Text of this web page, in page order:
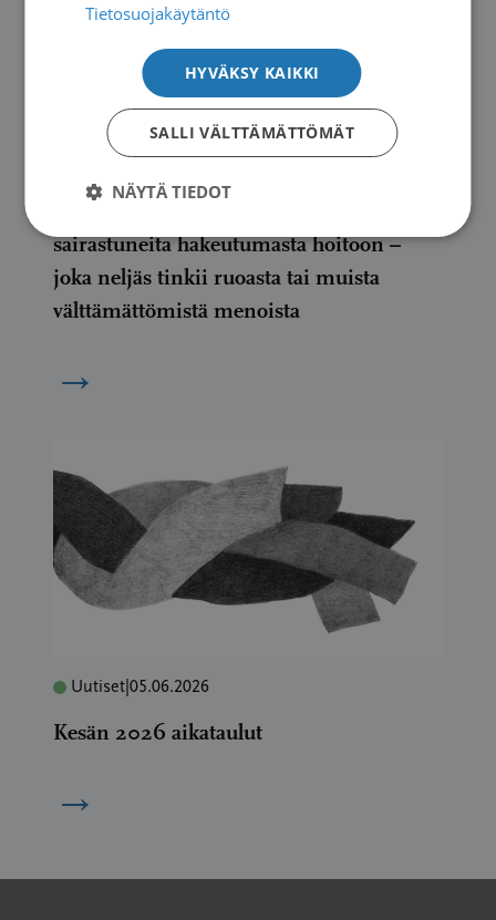
Uutiset 10.06.2026
TIEDOTE: Kysely: Asiakasmaksujen
sairastuneita hakeutumasta hoitoon –
joka neljäs tinkii ruoasta tai muista
välttämättömistä menoista
→
Uutiset 05.06.2026
Kesän 2026 aikataulut
→
Tietosuojakäytäntö
HYVÄKSY KAIKKI
SALLI VÄLTTÄMÄTTÖMÄT
NÄYTÄ TIEDOT